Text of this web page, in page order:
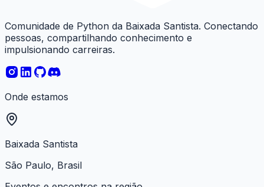
Comunidade de Python da Baixada Santista. Conectando
pessoas, compartilhando conhecimento e
impulsionando carreiras.
Onde estamos
Baixada Santista
São Paulo, Brasil